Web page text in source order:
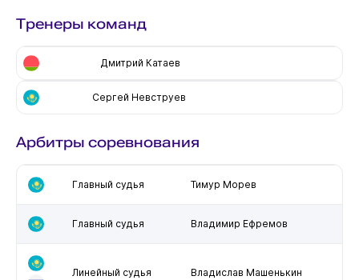
Тренеры команд
Дмитрий Катаев
Сергей Невструев
Арбитры соревнования
Главный судья Тимур Морев
Главный судья Владимир Ефремов
Линейный судья Владислав Машенькин